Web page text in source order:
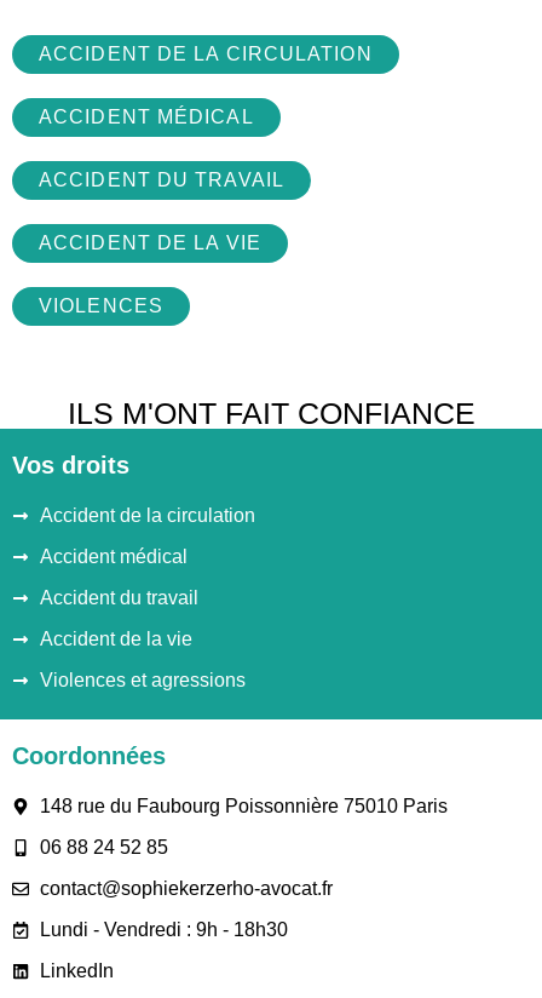
ACCIDENT DE LA CIRCULATION
ACCIDENT MÉDICAL
ACCIDENT DU TRAVAIL
ACCIDENT DE LA VIE
VIOLENCES
ILS M'ONT FAIT CONFIANCE
Vos droits
Accident de la circulation
Accident médical
Accident du travail
Accident de la vie
Violences et agressions
Coordonnées
148 rue du Faubourg Poissonnière 75010 Paris
06 88 24 52 85
contact@sophiekerzerho-avocat.fr
Lundi - Vendredi : 9h - 18h30
LinkedIn